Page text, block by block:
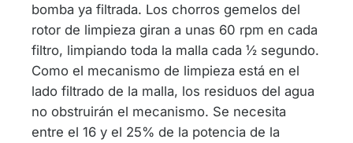
bomba ya filtrada. Los chorros gemelos del
rotor de limpieza giran a unas 60 rpm en cada
filtro, limpiando toda la malla cada ½ segundo.
Como el mecanismo de limpieza está en el
lado filtrado de la malla, los residuos del agua
no obstruirán el mecanismo. Se necesita
entre el 16 y el 25% de la potencia de la